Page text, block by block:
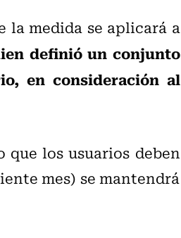
la medida se aplicará a
definió un conjunto
en consideración al
que los usuarios deben
mes) se mantendrá